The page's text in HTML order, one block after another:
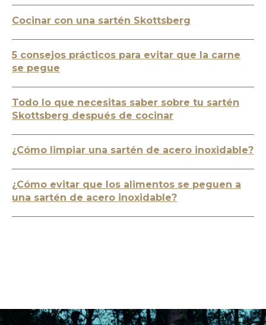
Cocinar con una sartén Skottsberg
5 consejos prácticos para evitar que la carne
se pegue
Todo lo que necesitas saber sobre tu sartén
Skottsberg después de cocinar
¿Cómo limpiar una sartén de acero inoxidable?
¿Cómo evitar que los alimentos se peguen a
una sartén de acero inoxidable?